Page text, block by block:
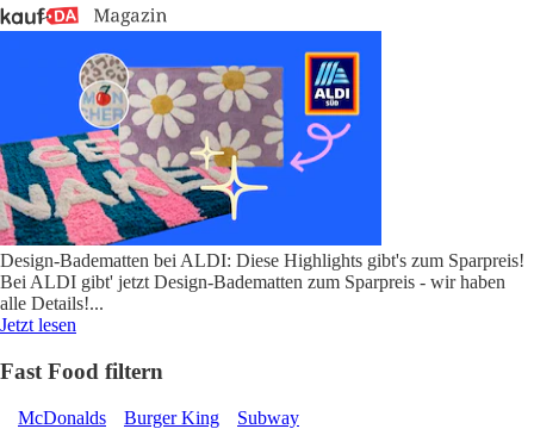
Design-Badematten bei ALDI: Diese Highlights gibt's zum Sparpreis!
Bei ALDI gibt' jetzt Design-Badematten zum Sparpreis - wir haben
alle Details!...
Jetzt lesen
Fast Food filtern
McDonalds Burger King Subway